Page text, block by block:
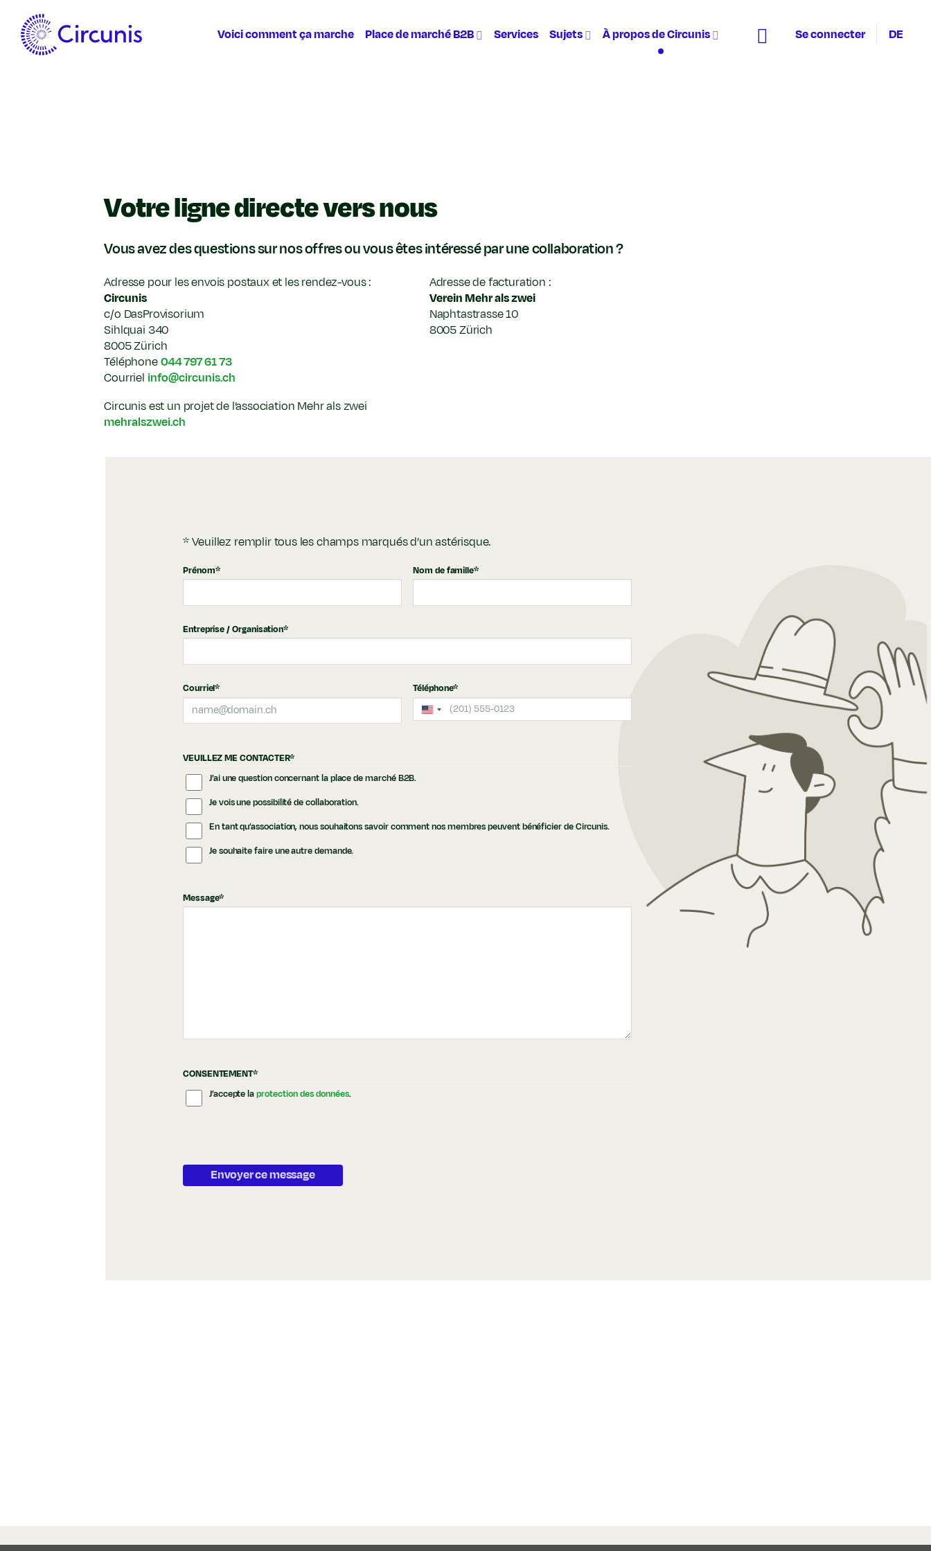
Inhalt
Voici comment ça marche Place de marché B2B Services Sujets À propos de Circunis Se connecter DE
Votre ligne directe vers nous
Vous avez des questions sur nos offres ou vous êtes intéressé par une collaboration ?
Adresse pour les envois postaux et les rendez-vous :
Circunis
c/o DasProvisorium
Sihlquai 340
8005 Zürich
Téléphone044 797 61 73
Courriel info@circunis.ch
Adresse de facturation :
Verein Mehr als zwei
Naphtastrasse 10
8005 Zürich
Circunis est un projet de l’association Mehr als zwei
mehralszwei.ch
* Veuillez remplir tous les champs marqués d’un astérisque.
Prénom* Nom de famille*
Entreprise / Organisation*
Courriel* Téléphone*
É
I
VEUILLEZ ME CONTACTER*
J’ai une question concernant la place de marché B2B.
Je vois une possibilité de collaboration.
En tant qu’association, nous souhaitons savoir comment nos membres peuvent bénéficier de Circunis.
Je souhaite faire une autre demande.
Message*
CONSENTEMENT*
J’accepte laprotection des données.